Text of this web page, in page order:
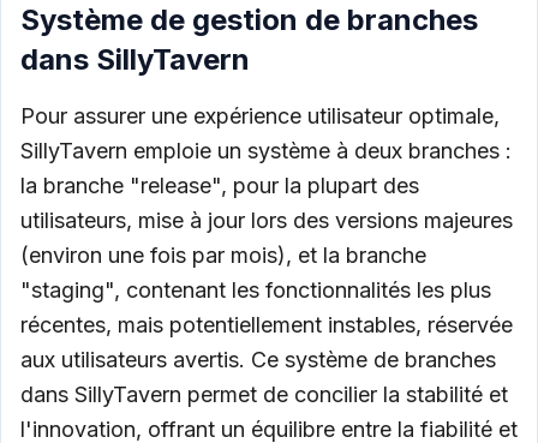
Système de gestion de branches
dans SillyTavern
Pour assurer une expérience utilisateur optimale,
SillyTavern emploie un système à deux branches :
la branche "release", pour la plupart des
utilisateurs, mise à jour lors des versions majeures
(environ une fois par mois), et la branche
"staging", contenant les fonctionnalités les plus
récentes, mais potentiellement instables, réservée
aux utilisateurs avertis. Ce système de branches
dans SillyTavern permet de concilier la stabilité et
l'innovation, offrant un équilibre entre la fiabilité et